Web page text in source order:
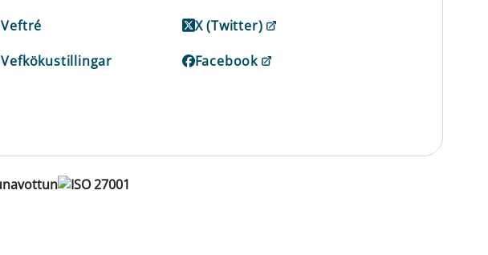
Veftré
Vefkökustillingar
X (Twitter)
Facebook